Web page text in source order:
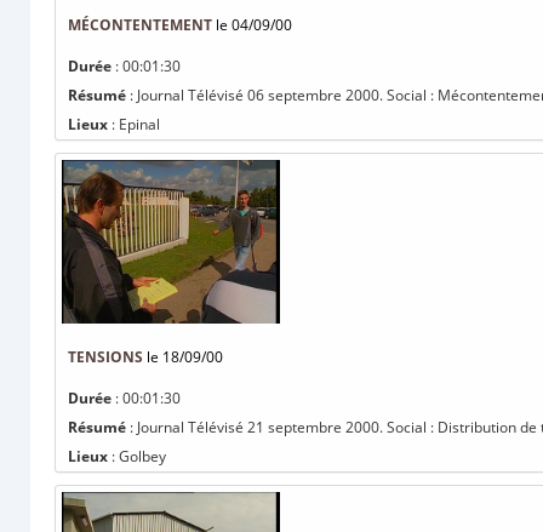
MÉCONTENTEMENT le 04/09/00
Durée : 00:01:30
Résumé : Journal Télévisé 06 septembre 2000. Social :
Lieux : Epinal
TENSIONS le 18/09/00
Durée : 00:01:30
Résumé : Journal Télévisé 21 septembre 2000. Social : Distribution de
Lieux : Golbey